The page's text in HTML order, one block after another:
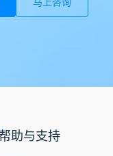
助与支持